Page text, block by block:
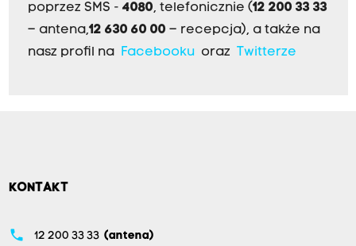
poprzez SMS - 4080, telefonicznie (12 200 33 33
– antena,12 630 60 00 – recepcja), a także na
nasz profil na
Facebookuoraz Twitterze
KONTAKT
phone 12 200 33 33 (antena)